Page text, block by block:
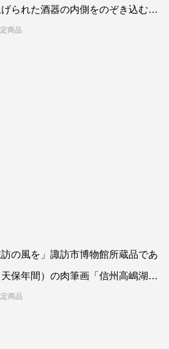
筆記用具
はがき・レター用品
られた酒器の内側をのぞき込む
月が揺れるように見えることか
商品
の風を」諏訪市博物館所蔵品であ
保年間）の肉筆画「信州高嶋湖水
、ＳＵＷＡプレミアム参画企業・
商品